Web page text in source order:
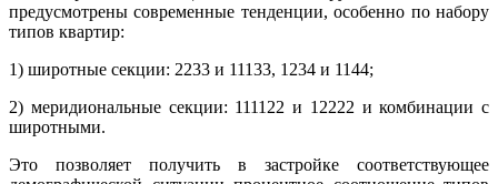
предусмотрены современные тенденции, особенно по набору
типов квартир:
1) широтные секции: 2233 и 11133, 1234 и 1144;
2) меридиональные секции: 111122 и 12222 и комбинации с
широтными.
Это позволяет получить в застройке соответствующее